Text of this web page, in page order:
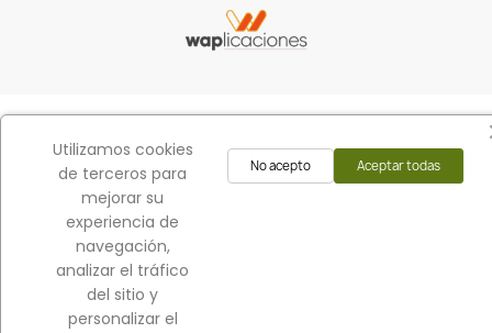
Utilizamos cookies
de terceros para
mejorar su
experiencia de
navegación,
analizar el tráfico
del sitio y
personalizar el
Aceptar todas
No acepto